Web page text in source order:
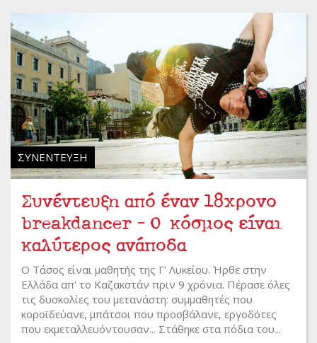
ΣΥΝΈΝΤΕΥΞΗ
Συνέντευξη από έναν 18χρονο
breakdancer - Ο κόσμος είναι
καλύτερος ανάποδα
Ο Τάσος είναι μαθητής της Γ' Λυκείου. Ήρθε στην
Ελλάδα απ' το Καζακστάν πριν 9 χρόνια. Πέρασε όλες
τις δυσκολίες του μετανάστη: συμμαθητές που
κοροϊδεύανε, μπάτσοι που προσβάλανε, εργοδότες
που εκμεταλλευόντουσαν... Στάθηκε στα πόδια του...